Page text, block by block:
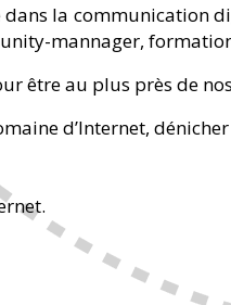
dans la
mannager,
être au plus près de
d’Internet,